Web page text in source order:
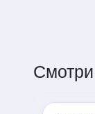
Смотри